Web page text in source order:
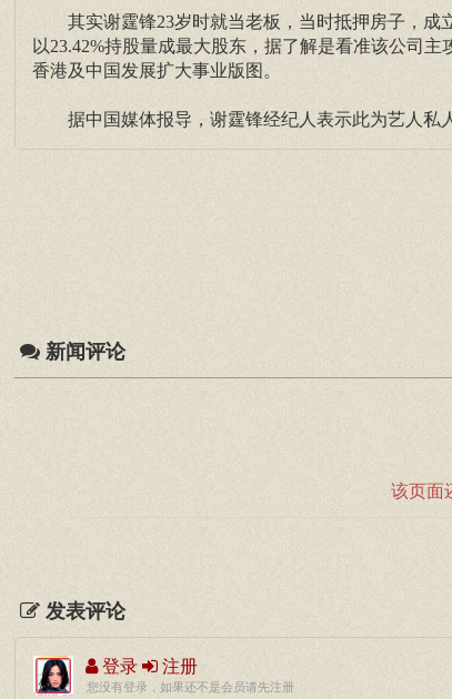
其实谢霆锋23岁时就当老板，当时抵押房子，成
以23.42%持股量成最大股东，据了解是看准该公司
香港及中国发展扩大事业版图。
据中国媒体报导，谢霆锋经纪人表示此为艺人私
新闻评论
该页面
发表评论
登录 注册
您没有登录，如果还不是会员请先注册